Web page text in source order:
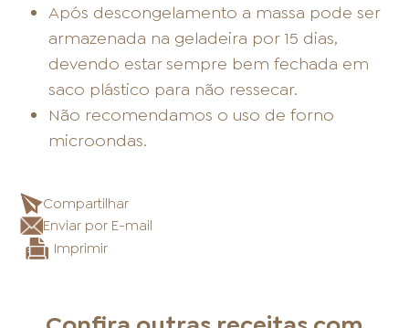
Após descongelamento a massa pode ser
armazenada na geladeira por 15 dias,
devendo estar sempre bem fechada em
saco plástico para não ressecar.
Não recomendamos o uso de forno
microondas.
Compartilhar
Enviar por E-mail
Imprimir